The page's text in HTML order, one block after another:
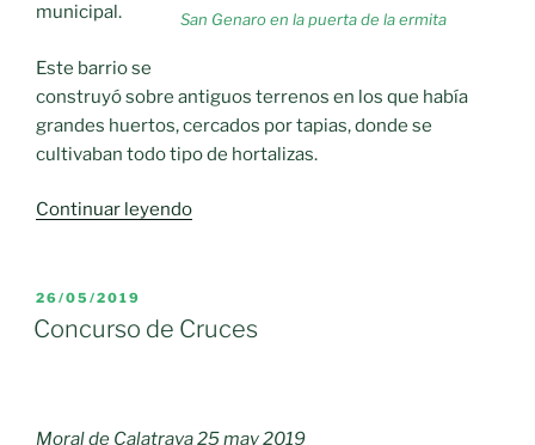
San Genaro en la puerta de la ermita
municipal.
Este barrio se
construyó sobre antiguos terrenos en los que había
grandes huertos, cercados por tapias, donde se
cultivaban todo tipo de hortalizas.
Continuar leyendo«Barrio
Moral
PUBLICADO
EL
26/05/2019
Concurso de Cruces
Moral de Calatrava 25 may 2019